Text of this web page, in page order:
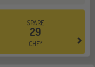
SPARE
29
CHF*